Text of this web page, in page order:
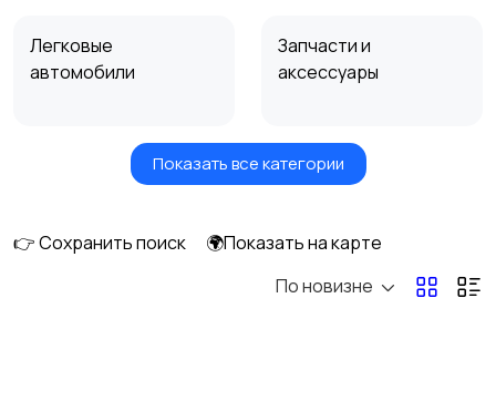
Легковые
автомобили
Запчасти и
аксессуары
Водный транспорт Автобусы и грузовики
Спецтехника
Показать все категории
👉 Сохранить поиск
🌍Показать на карте
По новизне